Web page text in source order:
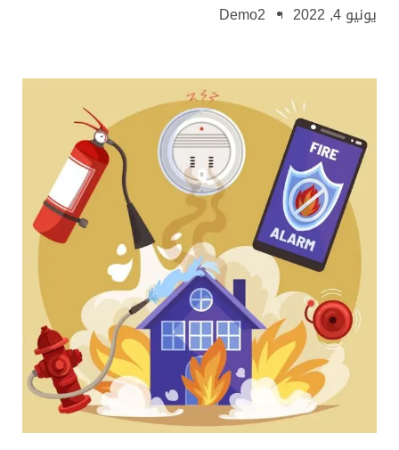
يونيو 4, 2022 Demo2